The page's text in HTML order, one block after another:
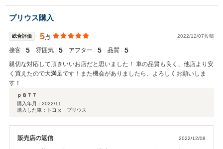
ご連絡ください！今後とも宜しくお願い致します。
プリウス購入
総合評価 5点 2022/12/07投稿
接客 : 5 雰囲気 : 5 アフター : 5 品質 : 5
親切な対応して頂きいいお店だと思いました！ 車の品質も良く、他店より安
く買えたので大満足です！また機会がありましたら、よろしくお願いしま
す！
ｐ８７７
購入年月： 2022/11
購入した車：トヨタ プリウス
販売店の返信 2022/12/08